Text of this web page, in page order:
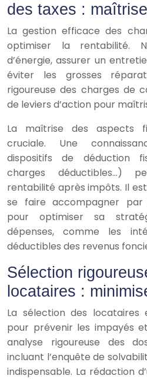
des taxes :
La gestion efficace des
optimiser la rentabilité.
d’énergie, assurer un
éviter les grosses
rigoureuse des charges de
de leviers d’action pour
La maîtrise des aspects
cruciale. Une
dispositifs de déduction
charges déductibles…)
rentabilité après impôts. Il
se faire accompagner
pour optimiser sa
dépenses, comme les
déductibles des revenus
Sélection
locataires :
La sélection des
pour prévenir les impayés
analyse rigoureuse des
incluant l’enquête de
indispensable. La rédaction